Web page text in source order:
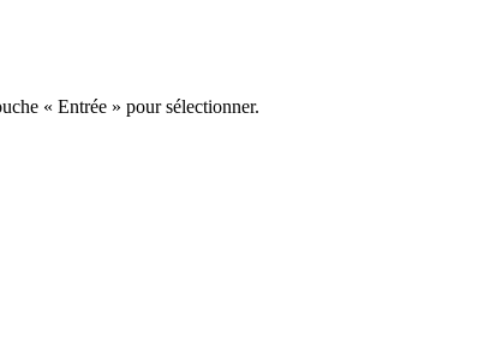
« Entrée » pour sélectionner.